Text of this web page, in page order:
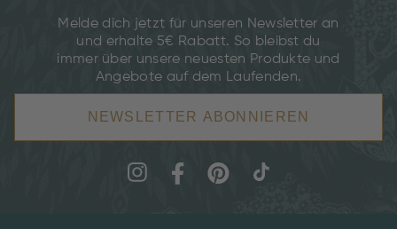
Melde dich jetzt für unseren Newsletter an
und erhalte 5€ Rabatt. So bleibst du
immer über unsere neuesten Produkte und
Angebote auf dem Laufenden.
NEWSLETTER ABONNIEREN